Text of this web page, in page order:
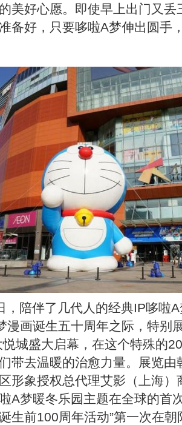
美好心愿。即使早上出门又丢
备好，只要哆啦A梦伸出圆手
，陪伴了几代人的经典IP哆啦
画诞生五十周年之际，特别
悦城盛大启幕，在这个特殊的
带去温暖的治愈力量。展览由
形象授权总代理艾影（上海）
A梦暖冬乐园主题在全球的首
生前100周年活动”第一次在